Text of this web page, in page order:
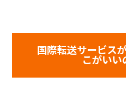
国際転送サービス
こがいい